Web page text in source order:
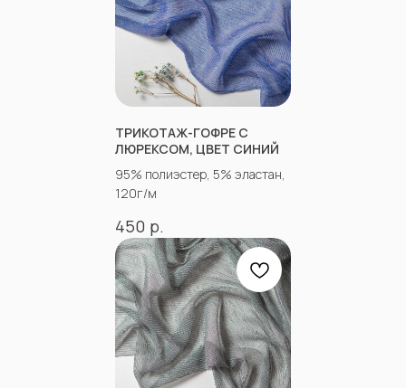
ТРИКОТАЖ-ГОФРЕ С
ЛЮРЕКСОМ, ЦВЕТ СИНИЙ
95% полиэстер, 5% эластан,
120г/м
450 р.
Отправить
Политикой конфиденциальности